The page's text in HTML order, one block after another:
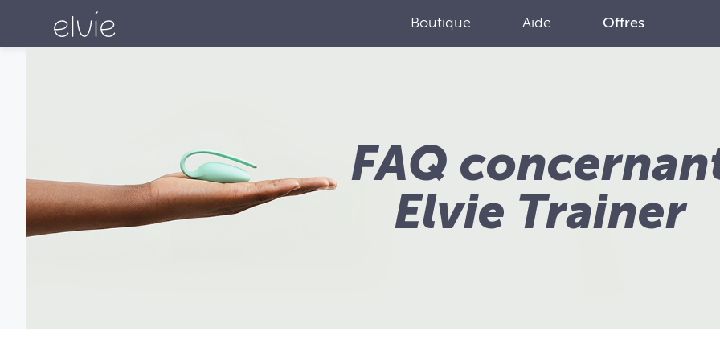
Boutique Aide Offres
FAQ
Elvie Trainer